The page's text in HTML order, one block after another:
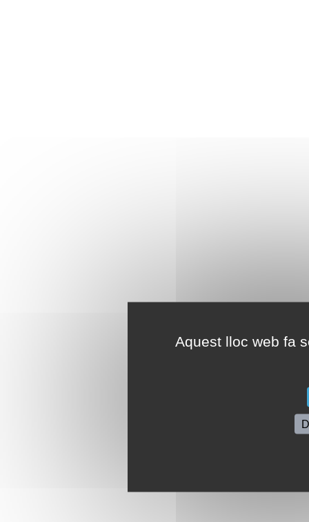
Aquest lloc web fa